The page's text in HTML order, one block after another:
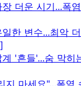
더운 시기...폭
한 변수...최악
'흔들'...숨 막히